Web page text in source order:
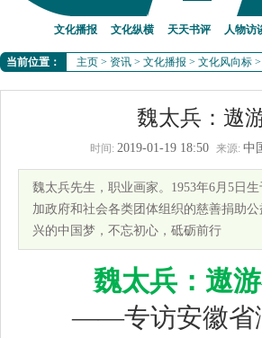
文化播报 文化纵横 天天书评 人物访
当前位置： 主页 > 资讯 > 文化播报 > 文化风向标 >
魏太兵：遨
时间: 2019-01-19 18:50 来源: 中
魏太兵先生，职业画家。1953年6月5日
加政府和社会各类团体组织的慈善捐助
兴的中国梦，不忘初心，砥砺前行
魏太兵：遨
——专访安徽省